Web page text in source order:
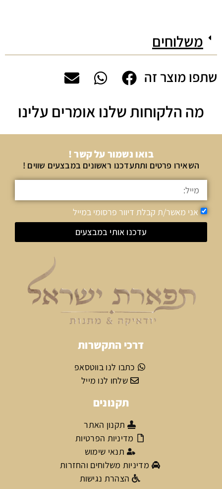
משלוחים
שתפו מוצר זה
מה הלקוחות שלנו אומרים עלינו
בואו נשמור על קשר !
השאירו פרטים ותתעדכנו ראשונים במבצעים שווים !
אני מאשר/ת קבלת דיוור פרסומי במייל
עדכנו אותי במבצעים
דרכי התקשרות
כתבו לנו בווטסאפ
שלחו לנו מייל
תקנונים
תקנון האתר
מדיניות הפרטיות
תנאי שימוש
מדיניות משלוחים והחזרות
הצהרת נגישות